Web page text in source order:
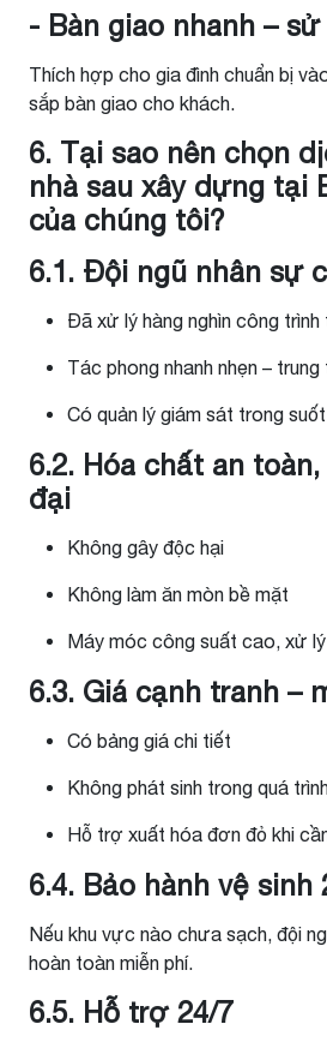
- Bàn giao nhanh –
Thích hợp cho gia đình chuẩn bị
sắp bàn giao cho khách.
6. Tại sao nên chọn
nhà sau xây dựng tại
của chúng tôi?
6.1. Đội ngũ nhân sự
Đã xử lý hàng nghìn công trình
Tác phong nhanh nhẹn –
Có quản lý giám sát trong
6.2. Hóa chất an
đại
Không gây độc hại
Không làm ăn mòn bề mặt
Máy móc công suất cao, xử lý
6.3. Giá cạnh tranh –
Có bảng giá chi tiết
Không phát sinh trong quá
Hỗ trợ xuất hóa đơn đỏ khi
6.4. Bảo hành vệ sinh
Nếu khu vực nào chưa sạch, đội
hoàn toàn miễn phí.
6.5. Hỗ trợ 24/7